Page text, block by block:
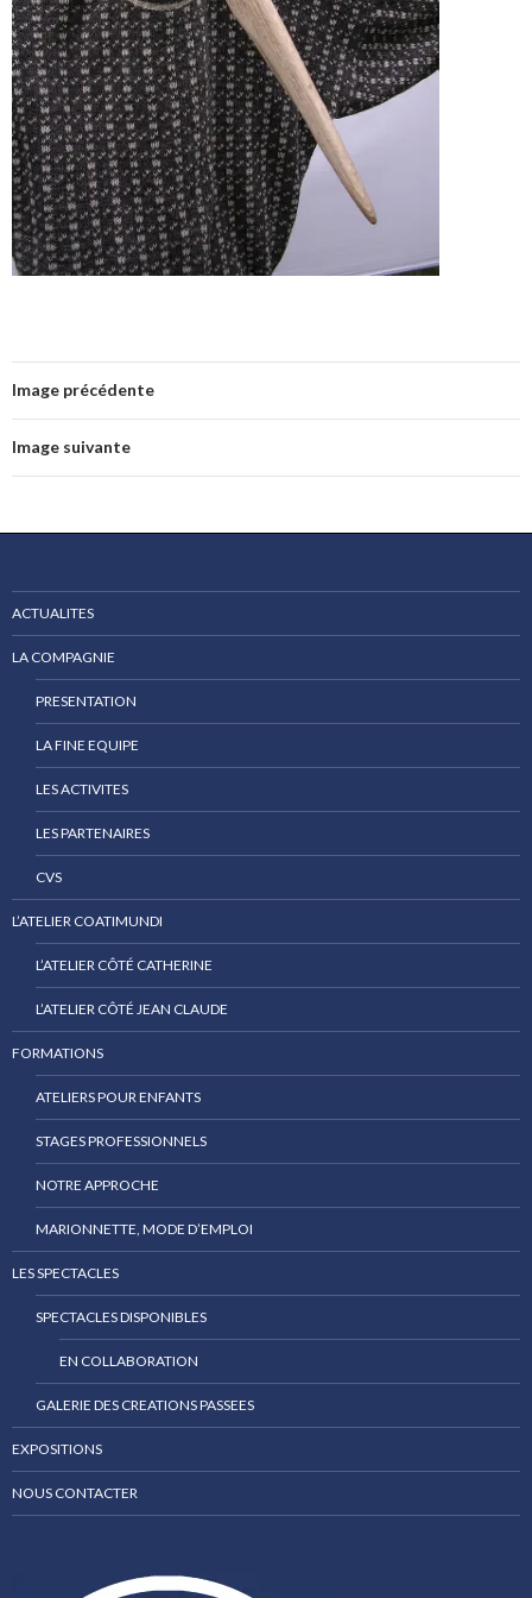
Image précédente
Image suivante
ACTUALITES
LA COMPAGNIE
PRESENTATION
LA FINE EQUIPE
LES ACTIVITES
LES PARTENAIRES
CVS
L’ATELIER COATIMUNDI
L’ATELIER CÔTÉ CATHERINE
L’ATELIER CÔTÉ JEAN CLAUDE
FORMATIONS
ATELIERS POUR ENFANTS
STAGES PROFESSIONNELS
NOTRE APPROCHE
MARIONNETTE, MODE D’EMPLOI
LES SPECTACLES
SPECTACLES DISPONIBLES
EN COLLABORATION
GALERIE DES CREATIONS PASSEES
EXPOSITIONS
NOUS CONTACTER